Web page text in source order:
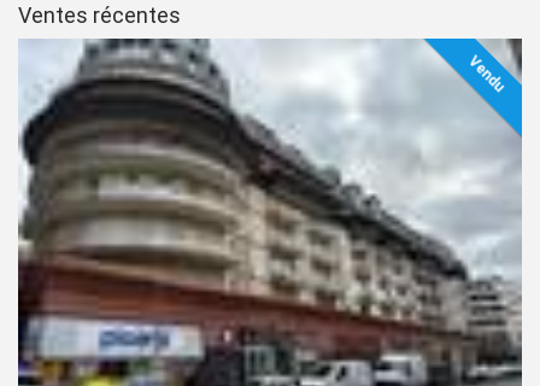
Ventes récentes
Vendu